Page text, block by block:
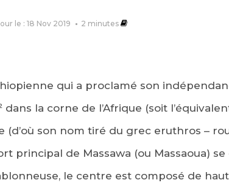
le : 18 Nov 2019 2 minutes
qui a proclamé son
dans la corne de l’Afrique (soit
(d’où son nom tiré du grec eruthros –
principal de Massawa (ou Massaoua)
le centre est composé de